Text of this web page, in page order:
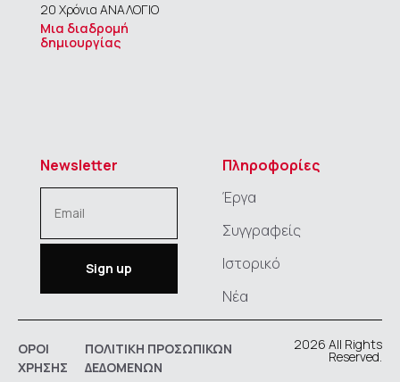
20 Χρόνια ΑΝΑΛΟΓΙΟ
Μια διαδρομή
δημιουργίας
Πληροφορίες
Έργα
Συγγραφείς
Ιστορικό
Νέα
Newsletter
ΟΡΟΙ
ΧΡΗΣΗΣ
ΠΟΛΙΤΙΚΗ ΠΡΟΣΩΠΙΚΩΝ
ΔΕΔΟΜΕΝΩΝ
2026 All Rights
Reserved.